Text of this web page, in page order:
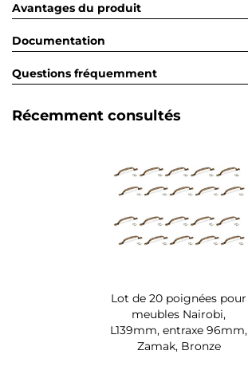
Avantages du produit
Documentation
Questions fréquemment
Récemment consultés
Lot de 20 poignées pour
meubles Nairobi,
L139mm, entraxe 96mm,
Zamak, Bronze